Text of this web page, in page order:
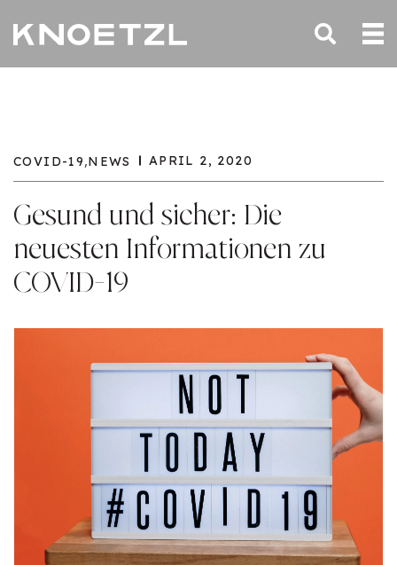
COVID-19,NEWS APRIL 2, 2020
Gesund und sicher: Die
neuesten Informationen zu
COVID-19